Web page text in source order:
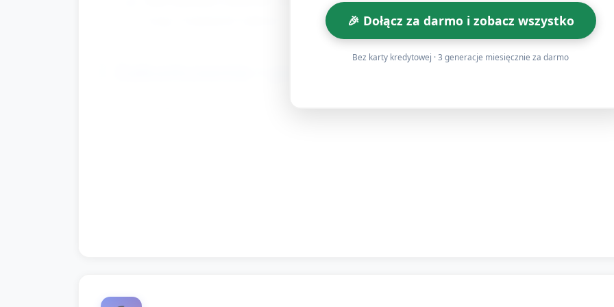
swoją "wiadomość radiową"; reszta grupy naśladuje.
Zakończenie i podsumowanie (około 5 minut)
Krótkie przedstawienie: trzy chętne dzieci pokazują swój ulubiony rytm jako "krótką
🎉 Dołącz za darmo i zobacz wszystko
Bez karty kredytowej · 3 generacje miesięcznie za darmo